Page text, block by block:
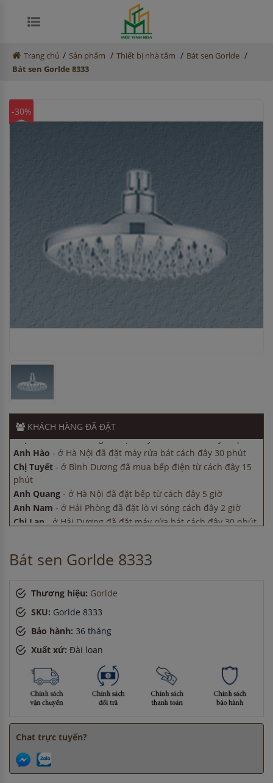
Trang chủ / Sản phẩm / Thiết bị nhà tắm / Bát sen Gorlde /
Bát sen Gorlde 8333
-30%
KHÁCH HÀNG ĐÃ ĐẶT
Anh Nam-ở Hải Phòng đã đặt lò vi sóng cách đây 2 giờ
Chị Tuyết
phút
Anh Quang
Anh Nam-ở Hải Phòng đã đặt lò vi sóng cách đây 2 giờ
Chị Lan-ở Hải Dương đã đặt máy rửa bát cách đây 30 phút
Anh Hào-ở Hà Nội đã đặt máy rửa bát cách đây 30 phút
Chị Tuyết -ở Bình Dương đã mua bếp điện từ cách đây 15
phút
Anh Quang
Anh Nam- ở Hải Phòng đã đặt lò vi sóng cách đây 2 giờ
Chị Lan- ở Hải Dương đã đặt máy rửa bát cách đây 30 phút
Anh Hào-ở Hà Nội đã đặt máy rửa bát cách đây 30 phút
Bát sen Gorlde 8333
Thương hiệu: Gorlde
SKU: Gorlde 8333
Bảo hành: 36 tháng
Xuất xứ: Đài loan
Chat trực tuyến?